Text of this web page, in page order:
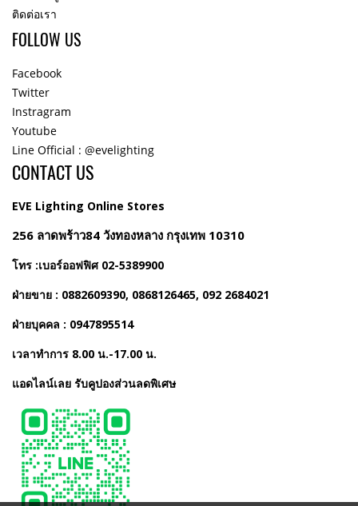
ติดต่อเรา
FOLLOW US
Facebook
Twitter
Instragram
Youtube
Line Official : @evelighting
CONTACT US
EVE Lighting Online Stores
256 ลาดพร้าว84 วังทองหลาง กรุงเทพ 10310
โทร :เบอร์ออฟฟิศ 02-5389900
ฝ่ายขาย : 0882609390, 0868126465, 092 2684021
ฝ่ายบุคคล : 0947895514
เวลาทำการ 8.00 น.-17.00 น.
แอดไลน์เลย รับคูปองส่วนลดพิเศษ